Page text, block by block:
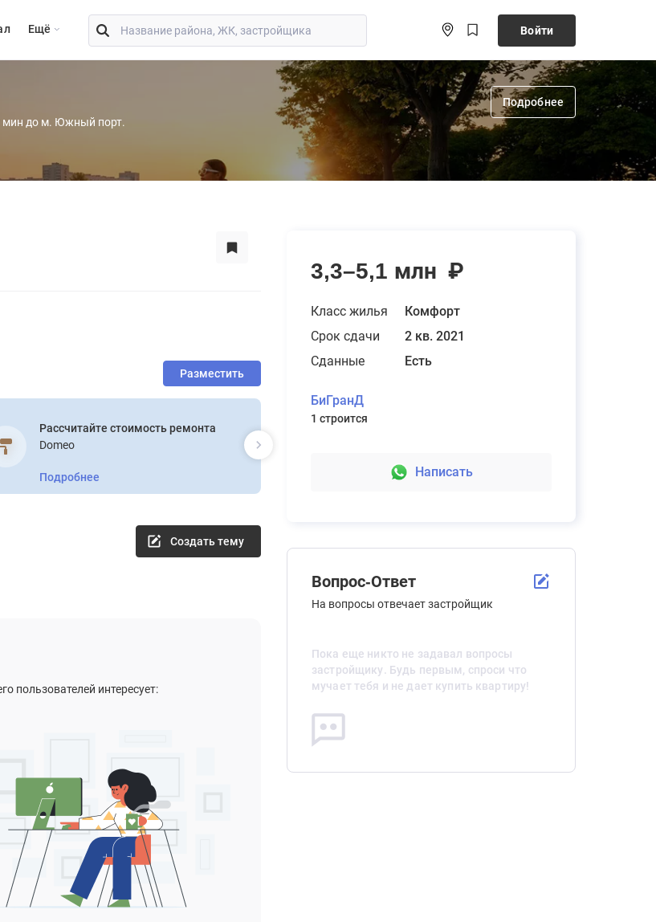
Eщё Войти
мин до м. Южный порт.
Подробнее
3,3–5,1 млн ₽
Класс жилья
Комфорт
Срок сдачи
2 кв. 2021
Сданные
Есть
БиГранД
1 строится
Написать
Вопрос-Ответ
На вопросы отвечает застройщик
Пока еще никто не задавал вопросы
застройщику. Будь первым, спроси что
мучает тебя и не дает купить квартиру!
Разместить
Рассчитайте стоимость ремонта
Domeo
Подробнее
Взыскание неустойки за просрочку
Подробнее
Создать тему
пользователей интересует: